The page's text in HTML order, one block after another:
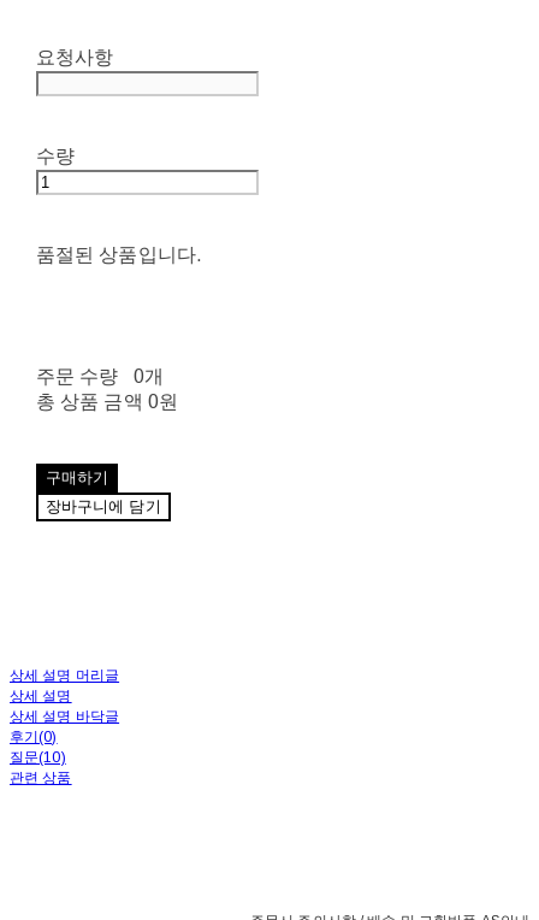
요청사항
수량
품절된 상품입니다.
주문 수량
0개
총 상품 금액 0원
구매하기
장바구니에 담기
상세 설명 머리글
상세 설명
상세 설명 바닥글
후기(0)
질문(10)
관련 상품